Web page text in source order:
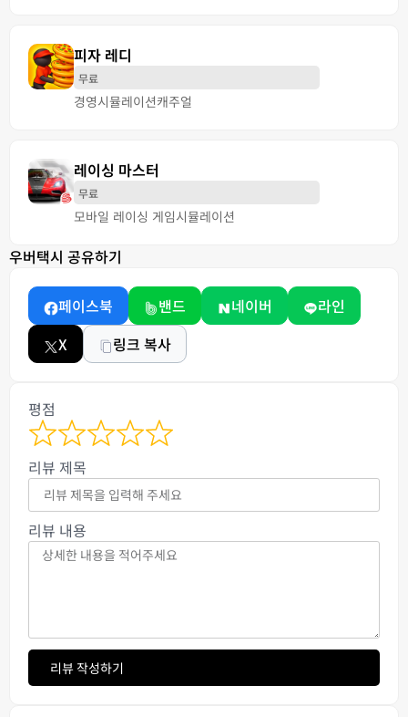
피자 레디
무료
경영시뮬레이션캐주얼
레이싱 마스터
무료
모바일 레이싱 게임시뮬레이션
우버택시 공유하기
페이스북 밴드 네이버
라인
X
링크 복사
평점
리뷰 제목
리뷰 내용
리뷰 작성하기